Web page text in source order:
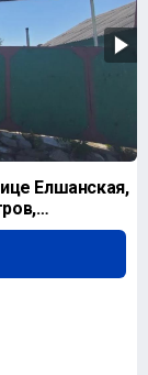
Елшанская,